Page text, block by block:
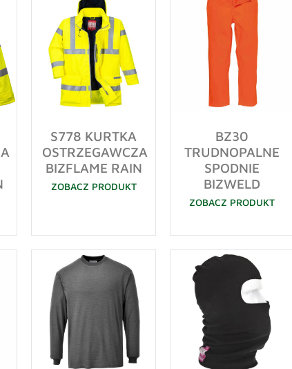
S778 KURTKA
OSTRZEGAWCZA
BIZFLAME RAIN
ZOBACZ PRODUKT
BZ30
TRUDNOPALNE
SPODNIE
BIZWELD
ZOBACZ PRODUKT